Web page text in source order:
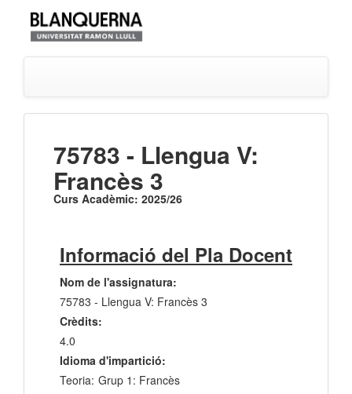
75783 - Llengua V:
Francès 3
Curs Acadèmic: 2025/26
Informació del Pla Docent
Nom de l'assignatura:
75783 - Llengua V: Francès 3
Crèdits:
4.0
Idioma d'impartició:
Teoria: Grup 1: Francès